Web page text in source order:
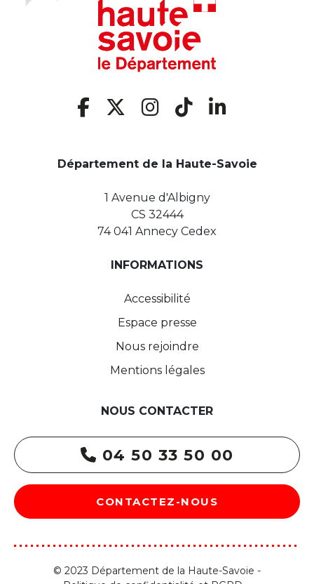
Département de la Haute-Savoie
1 Avenue d'Albigny
CS 32444
74 041 Annecy Cedex
INFORMATIONS
Accessibilité
Espace presse
Nous rejoindre
Mentions légales
NOUS CONTACTER
04 50 33 50 00
CONTACTEZ-NOUS
© 2023 Département de la Haute-Savoie -